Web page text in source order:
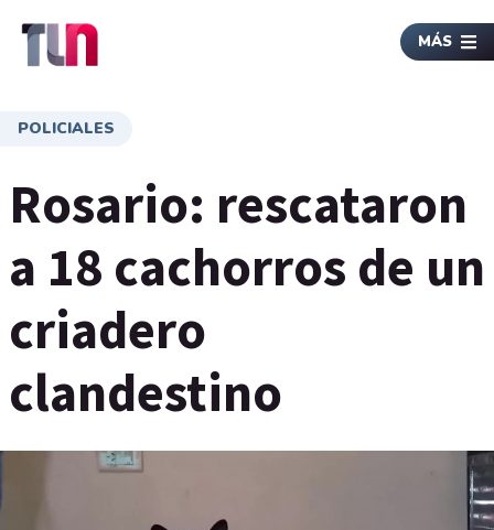
MÁS
POLICIALES
Rosario: rescataron
a 18 cachorros de un
criadero
clandestino